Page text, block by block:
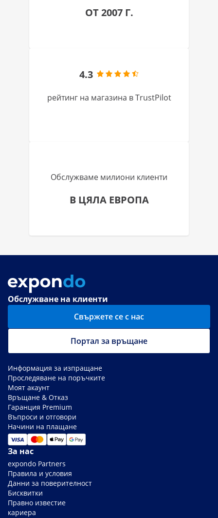
ОТ 2007 Г.
4.3
рейтинг на магазина в TrustPilot
Обслужваме милиони клиенти
В ЦЯЛА ЕВРОПА
Обслужване на клиенти
Свържете се с нас
Портал за връщане
Информация за изпращане
Проследяване на поръчките
Моят акаунт
Връщане & Отказ
Гаранция Premium
Въпроси и отговори
Начини на плащане
За нас
expondo Partners
Правила и условия
Данни за поверителност
Бисквитки
Правно известие
кариера